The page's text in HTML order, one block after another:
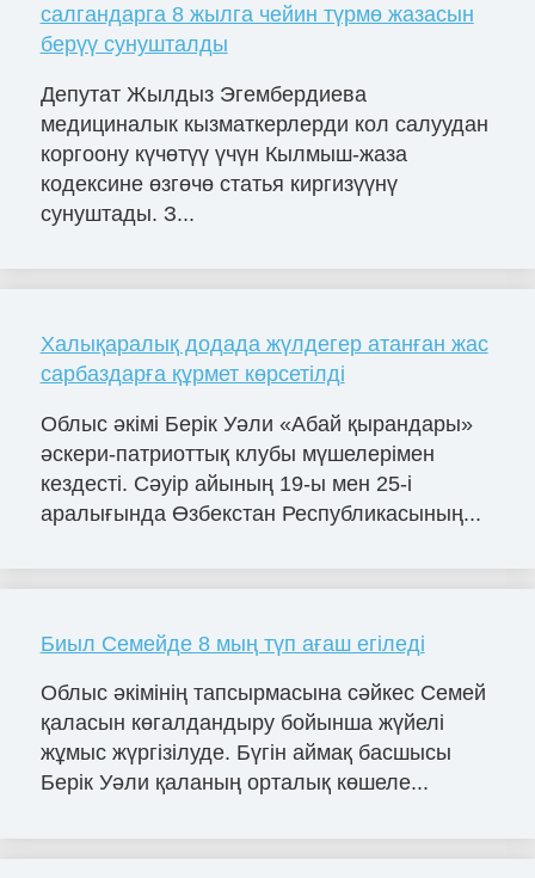
салгандарга 8 жылга чейин түрмө жазасын
берүү сунушталды
Депутат Жылдыз Эгембердиева
медициналык кызматкерлерди кол салуудан
коргоону күчөтүү үчүн Кылмыш-жаза
кодексине өзгөчө статья киргизүүнү
сунуштады. З...
Халықаралық додада жүлдегер атанған жас
сарбаздарға құрмет көрсетілді
Облыс әкімі Берік Уәли «Абай қырандары»
әскери-патриоттық клубы мүшелерімен
кездесті. Сәуір айының 19-ы мен 25-і
аралығында Өзбекстан Республикасының...
Биыл Семейде 8 мың түп ағаш егіледі
Облыс әкімінің тапсырмасына сәйкес Семей
қаласын көгалдандыру бойынша жүйелі
жұмыс жүргізілуде. Бүгін аймақ басшысы
Берік Уәли қаланың орталық көшеле...